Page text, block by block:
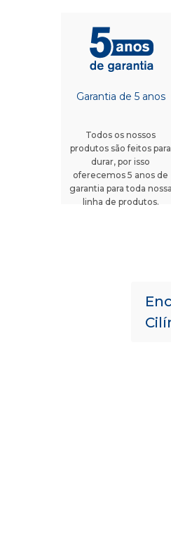
Garantia de 5 anos
Todos os nossos
produtos são feitos para
durar, por isso
oferecemos 5 anos de
garantia para toda nossa
linha de produtos.